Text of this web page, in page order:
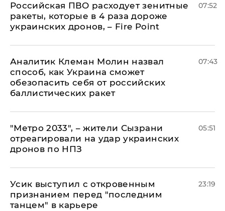
Российская ПВО расходует зенитные
ракеты, которые в 4 раза дороже
украинских дронов, – Fire Point
07:52
Аналитик Клеман Молин назвал
способ, как Украина сможет
обезопасить себя от российских
баллистических ракет
07:43
"Метро 2033", – жители Сызрани
отреагировали на удар украинских
дронов по НПЗ
05:51
Усик выступил с откровенным
признанием перед "последним
танцем" в карьере
23:19